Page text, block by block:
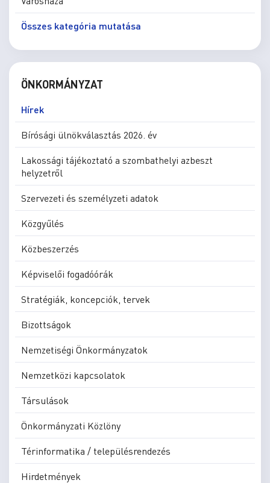
Összes kategória mutatása
ÖNKORMÁNYZAT
Hírek
Bírósági ülnökválasztás 2026. év
Lakossági tájékoztató a szombathelyi azbeszt
helyzetről
Szervezeti és személyzeti adatok
Közgyűlés
Közbeszerzés
Képviselői fogadóórák
Stratégiák, koncepciók, tervek
Bizottságok
Nemzetiségi Önkormányzatok
Nemzetközi kapcsolatok
Társulások
Önkormányzati Közlöny
Térinformatika / településrendezés
Hirdetmények